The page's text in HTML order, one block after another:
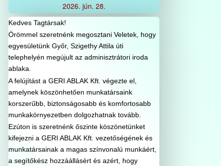
2026. jún. 28.
Kedves Tagtársak!
Örömmel szeretnénk megosztani Veletek, hogy
egyesületünk Győr, Szigethy Attila úti
telephelyén megújult az adminisztrátori iroda
ablaka.
A felújítást a GERI ABLAK Kft. végezte el,
amelynek köszönhetően munkatársaink
korszerűbb, biztonságosabb és komfortosabb
munkakörnyezetben dolgozhatnak tovább.
Ezúton is szeretnénk őszinte köszönetünket
kifejezni a GERI ABLAK Kft. vezetőségének és
munkatársainak a magas színvonalú munkáért,
a segítőkész hozzáállásért és azért, hogy